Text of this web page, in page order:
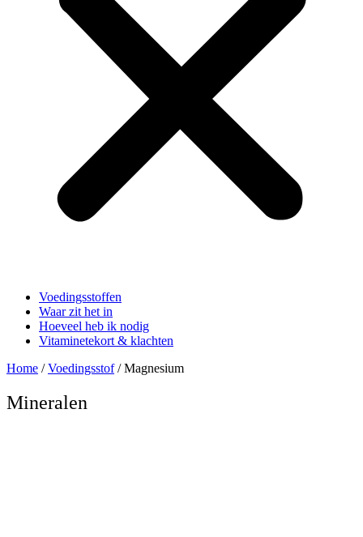
Voedingsstoffen
Waar zit het in
Hoeveel heb ik nodig
Vitaminetekort & klachten
Home /Voedingsstof/ Magnesium
Mineralen